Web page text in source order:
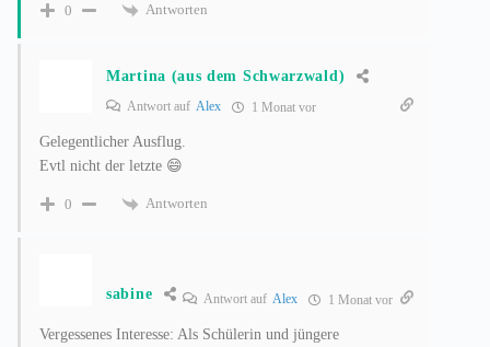
0 Antworten
Martina (aus dem Schwarzwald)
Antwort auf Alex 1 Monat vor
Gelegentlicher Ausflug.
Evtl nicht der letzte 😄
0 Antworten
sabine Antwort aufAlex 1 Monat vor
Vergessenes Interesse: Als Schülerin und jüngere